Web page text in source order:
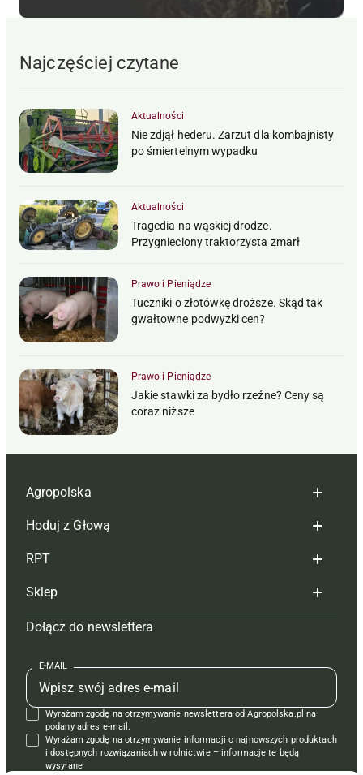
Najczęściej czytane
Aktualności
Nie zdjął hederu. Zarzut dla kombajnisty
po śmiertelnym wypadku
Aktualności
Tragedia na wąskiej drodze.
Przygnieciony traktorzysta zmarł
Prawo i Pieniądze
Tuczniki o złotówkę droższe. Skąd tak
gwałtowne podwyżki cen?
Prawo i Pieniądze
Jakie stawki za bydło rzeźne? Ceny są
coraz niższe
Agropolska
Redakcja
Reklama
Tagi
Mapa serwisu
Kontakt
Regulamin
Polityka prywatności
Hoduj z Głową
Hoduj z głową bydło
Hoduj z głową świnie
Prenumerata
Redakcja
Kontakt
Reklama
RPT
Redakcja
Prenumerata
Reklama
Kontakt
Krzyżówki
Sklep
Czasopisma i prenumerata
Książki
Regulamin
Dołącz do newslettera
E-MAIL
Wyrażam zgodę na otrzymywanie newslettera od Agropolska.pl na
podany adres e-mail.
Wyrażam zgodę na otrzymywanie informacji o najnowszych produktach
i dostępnych rozwiązaniach w rolnictwie – informacje te będą
wysyłane